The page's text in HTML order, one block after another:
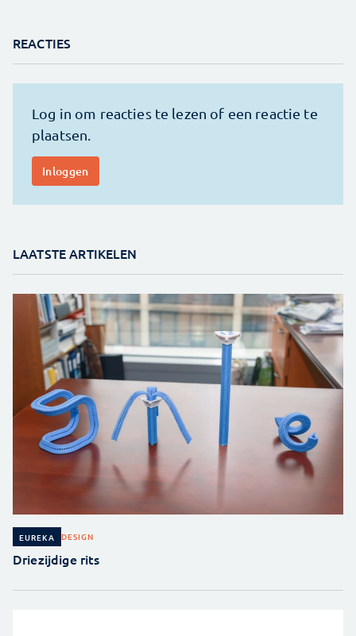
REACTIES
LAATSTE ARTIKELEN
EUREKA DESIGN
Driezijdige rits